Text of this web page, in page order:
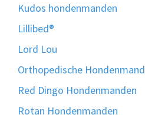
Kudos hondenmanden
Lillibed®
Lord Lou
Orthopedische Hondenmand
Red Dingo Hondenmanden
Rotan Hondenmanden